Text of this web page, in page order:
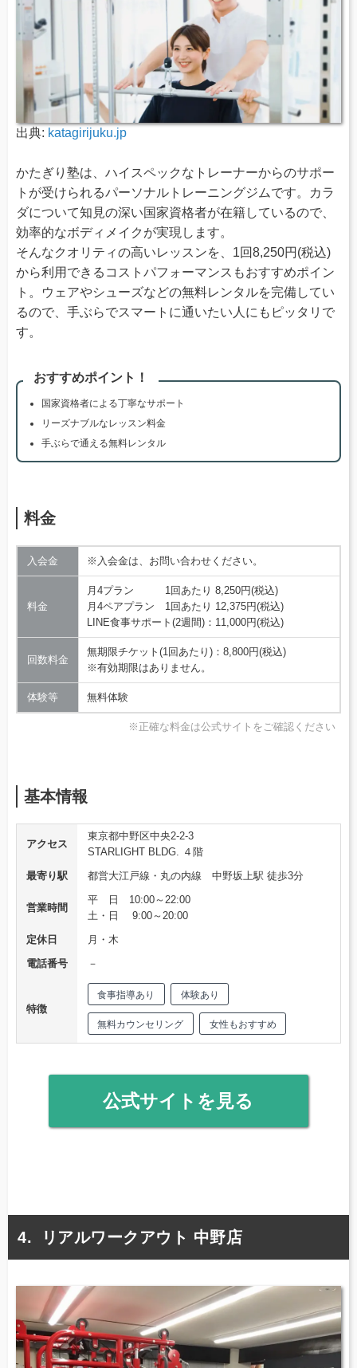
出典: katagirijuku.jp
かたぎり塾は、ハイスペックなトレーナーからのサポー
トが受けられるパーソナルトレーニングジムです。カラ
ダについて知見の深い国家資格者が在籍しているので、
効率的なボディメイクが実現します。
そんなクオリティの高いレッスンを、1回8,250円(税込)
から利用できるコストパフォーマンスもおすすめポイン
ト。ウェアやシューズなどの無料レンタルを完備してい
るので、手ぶらでスマートに通いたい人にもピッタリで
す。
おすすめポイント！
国家資格者による丁寧なサポート
リーズナブルなレッスン料金
手ぶらで通える無料レンタル
料金
入会金 ※入会金は、お問い合わせください。
料金
月4プラン 1回あたり 8,250円(税込)
月4ペアプラン 1回あたり 12,375円(税込)
LINE食事サポート(2週間)：11,000円(税込)
回数料金
無期限チケット(1回あたり)：8,800円(税込)
※有効期限はありません。
体験等 無料体験
※正確な料金は公式サイトをご確認ください
基本情報
アクセス
東京都中野区中央2-2-3
STARLIGHT BLDG. ４階
最寄り駅
都営大江戸線・丸の内線 中野坂上駅 徒歩3分
営業時間
平 日 10:00～22:00
土・日 9:00～20:00
定休日
月・木
電話番号
－
特徴
食事指導あり 体験あり
無料カウンセリング 女性もおすすめ
公式サイトを見る
リアルワークアウト 中野店